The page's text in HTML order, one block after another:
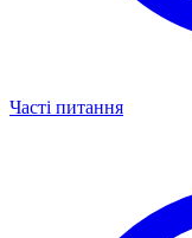
Часті питання